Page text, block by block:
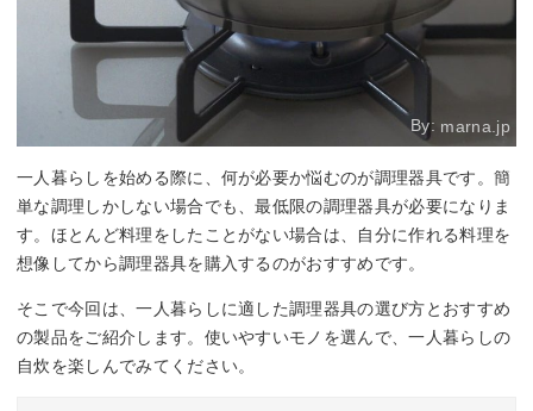
By: marna.jp
一人暮らしを始める際に、何が必要か悩むのが調理器具です。簡
単な調理しかしない場合でも、最低限の調理器具が必要になりま
す。ほとんど料理をしたことがない場合は、自分に作れる料理を
想像してから調理器具を購入するのがおすすめです。
そこで今回は、一人暮らしに適した調理器具の選び方とおすすめ
の製品をご紹介します。使いやすいモノを選んで、一人暮らしの
自炊を楽しんでみてください。